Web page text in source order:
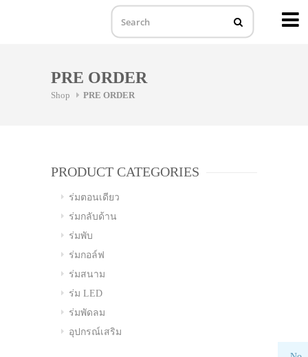
PRE ORDER
Shop PRE ORDER
PRODUCT CATEGORIES
ร่มตอนเดียว
ร่มกลับด้าน
ร่มพับ
ร่มกอล์ฟ
ร่มสนาม
ร่ม LED
ร่มพัดลม
อุปกรณ์เสริม